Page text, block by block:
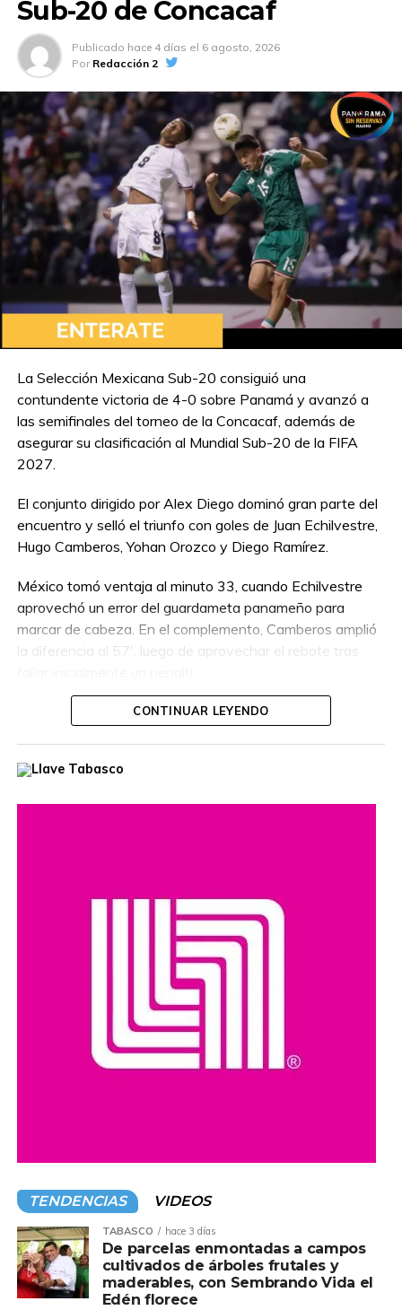
Sub-20 de Concacaf
Publicado hace 4 días el 6 agosto, 2026
Por Redacción 2
La Selección Mexicana Sub-20 consiguió una
contundente victoria de 4-0 sobre Panamá y avanzó a
las semifinales del torneo de la Concacaf, además de
asegurar su clasificación al Mundial Sub-20 de la FIFA
2027.
El conjunto dirigido por Alex Diego dominó gran parte del
encuentro y selló el triunfo con goles de Juan Echilvestre,
Hugo Camberos, Yohan Orozco y Diego Ramírez.
México tomó ventaja al minuto 33, cuando Echilvestre
aprovechó un error del guardameta panameño para
marcar de cabeza. En el complemento, Camberos amplió
la diferencia al 57′, luego de aprovechar el rebote tras
Orozco marcó el tercero al 75′ con un remate de cabeza
previamente a Jamaica.
CONTINUAR LEYENDO
TENDENCIAS VIDEOS
TABASCO hace 3 días
De parcelas enmontadas a campos
cultivados de árboles frutales y
maderables, con Sembrando Vida el
Edén florece